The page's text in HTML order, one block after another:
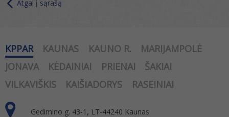
Atgal į sąrašą
KPPAR KAUNAS KAUNO R.
MARIJAMPOLĖ
JONAVA
KĖDAINIAI PRIENAI
ŠAKIAI
VILKAVIŠKIS
KAIŠIADORYS RASEINIAI
Gedimino g. 43-1, LT-44240 Kaunas